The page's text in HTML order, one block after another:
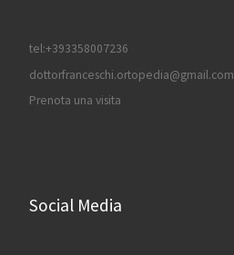
tel:+393358007236
dottorfranceschi.ortopedia@gmail.com
Prenota una visita
Social Media